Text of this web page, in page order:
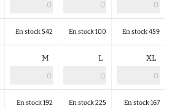
En stock 542 En stock 100 En stock 459
M L XL
En stock 192 En stock 225 En stock 167